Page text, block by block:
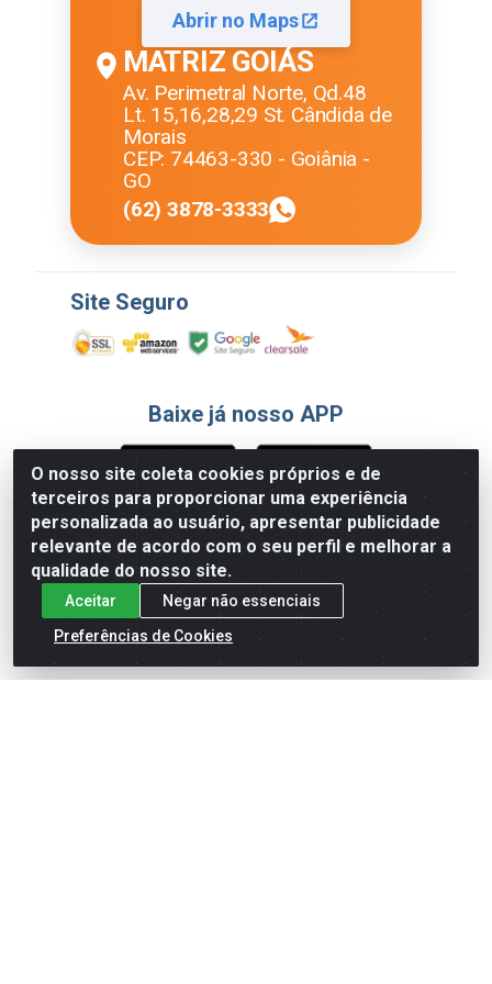
O nosso site coleta cookies próprios e de
terceiros para proporcionar uma experiência
personalizada ao usuário, apresentar publicidade
relevante de acordo com o seu perfil e melhorar a
qualidade do nosso site.
Aceitar
Negar não essenciais
Preferências de Cookies
Abrir no Maps
MATRIZ GOIÁS
Av. Perimetral Norte, Qd.48
Lt. 15,16,28,29 St. Cândida de
Morais
CEP: 74463-330 - Goiânia -
GO
(62) 3878-3333
Site Seguro
Baixe já nosso APP
Formas de Pagamento